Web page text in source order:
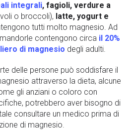
integrali, fagioli, verdure a
o broccoli), latte, yogurt e
tutti molto magnesio. Ad
contengono circa il 20%
di magnesio degli adulti.
delle persone può soddisfare il
attraverso la dieta, alcune
gli anziani o coloro con
potrebbero aver bisogno di
consultare un medico prima di
di magnesio.